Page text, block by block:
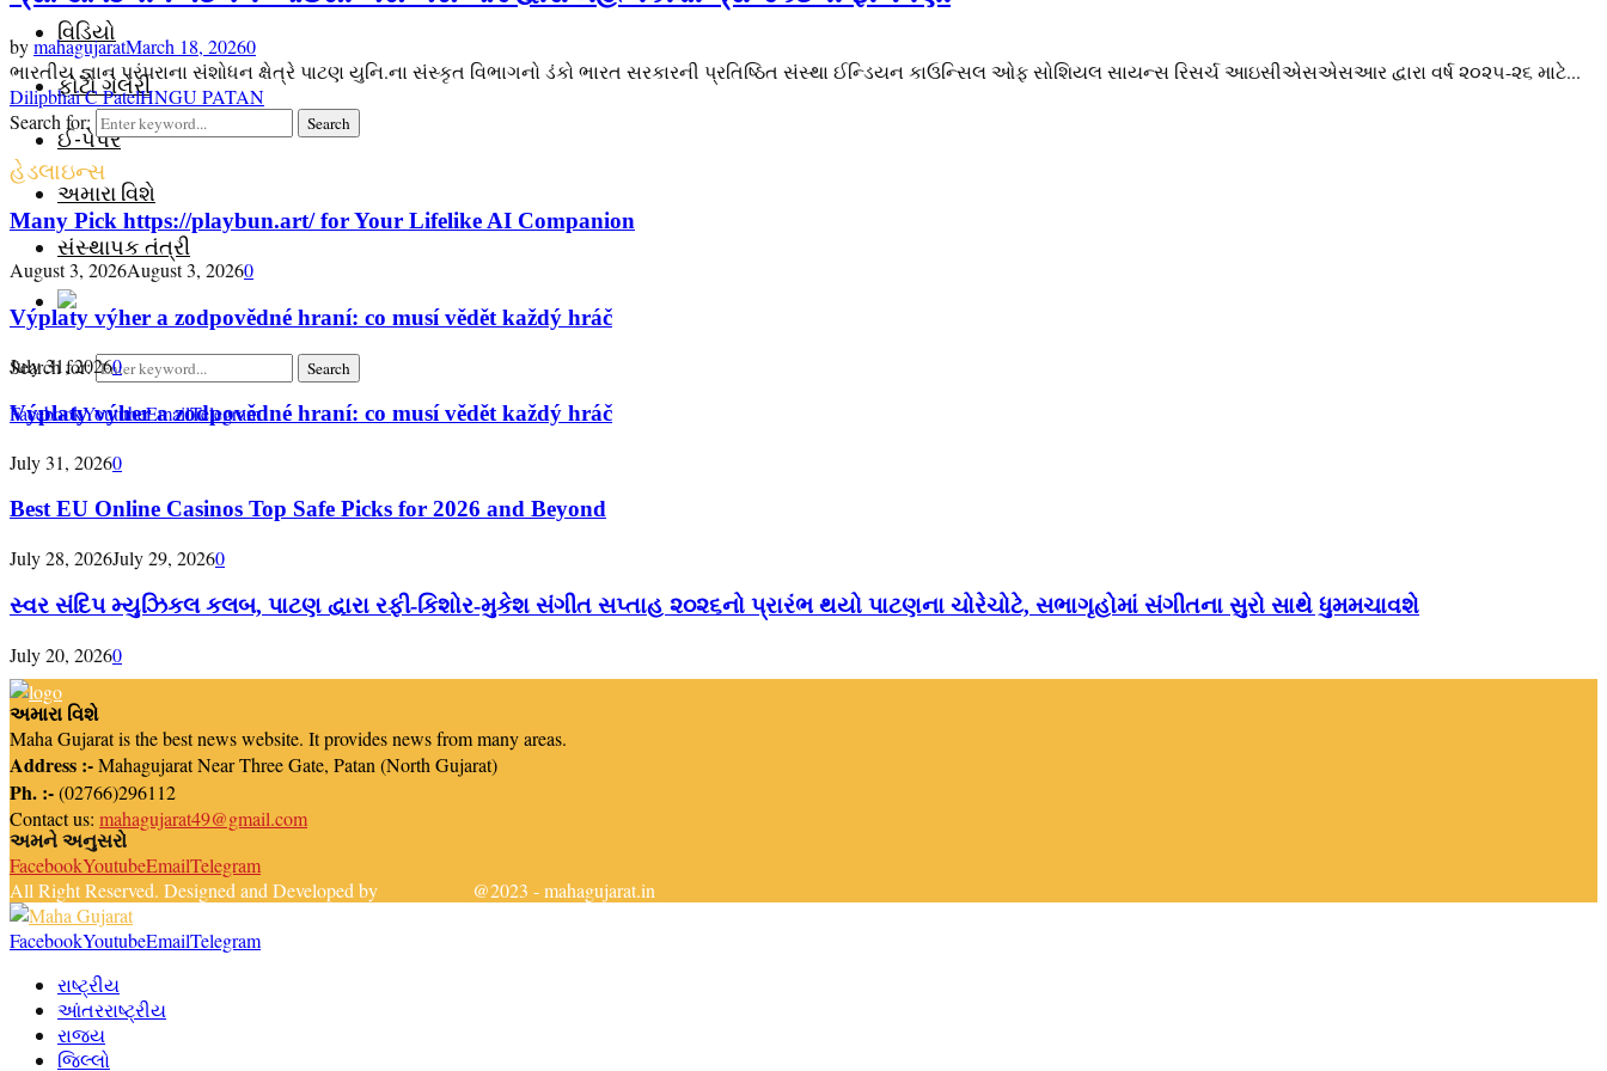
વિડિયો
ફોટો ગેલેરી
ઈ-પેપર
અમારા વિશે
સંસ્થાપક તંત્રી
Search for: Search
FacebookYoutubeEmailTelegram
bymahagujaratMarch 18, 20260
ભારતીય જ્ઞાન પરંપરાના સંશોધન ક્ષેત્રે પાટણ યુનિ.ના સંસ્કૃત વિભાગનો ડંકો ભારત સરકારની પ્રતિષ્ઠિત સંસ્થા ઈન્ડિયન કાઉન્સિલ ઓફ સોશિયલ સાયન્સ રિસર્ચ આઇસીએસએસઆર દ્વારા વર્ષ ૨૦૨૫-૨૬ માટે...
Dilipbhai C PatelHNGU PATAN
Search for:
Search
હેડલાઇન્સ
Many Pick https://playbun.art/ for Your Lifelike AI Companion
August 3, 2026August 3, 20260
Výplaty výher a zodpovědné hraní: co musí vědět každý hráč
July 31, 20260
Výplaty výher a zodpovědné hraní: co musí vědět každý hráč
July 31, 20260
Best EU Online Casinos Top Safe Picks for 2026 and Beyond
July 28, 2026July 29, 20260
સ્વર સંદિપ મ્યુઝિકલ કલબ, પાટણ દ્વારા રફી-કિશોર-મુકેશ સંગીત સપ્તાહ ૨૦૨૬નો પ્રારંભ થયો પાટણના ચોરેચોટે, સભાગૃહોમાં સંગીતના સુરો સાથે ધુમમચાવશે
July 20, 20260
અમારા વિશે
Maha Gujarat is the best news website. It provides news from many areas.
Address :-Mahagujarat Near Three Gate, Patan (North Gujarat)
Ph. :-(02766)296112
Contact us: mahagujarat49@gmail.com
અમને અનુસરો
FacebookYoutubeEmailTelegram
All Right Reserved. Designed and Developed by
@2023 - mahagujarat.in
FacebookYoutubeEmailTelegram
રાષ્ટ્રીય
આંતરરાષ્ટ્રીય
રાજ્ય
જિલ્લો